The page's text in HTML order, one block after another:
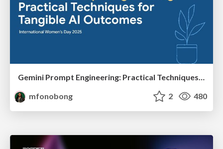
mfonobong
2 480